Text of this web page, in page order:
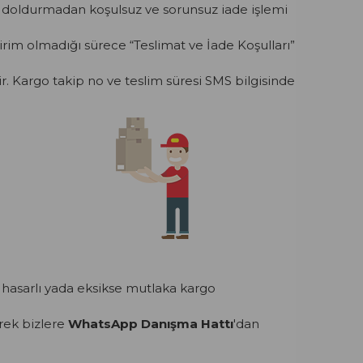
koşulsuz ve sorunsuz iade işlemi
olmadığı sürece “Teslimat ve İade Koşulları”
takip no ve teslim süresi SMS bilgisinde
yada eksikse mutlaka kargo
bizlere WhatsApp Danışma Hattı'dan